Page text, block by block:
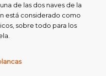
de las dos naves de la
está considerado como
sobre todo para los